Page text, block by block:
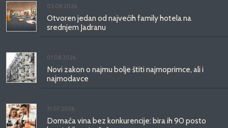
03.08.2026.
Otvoren jedan od najvećih family hotela na
srednjem Jadranu
01.08.2026.
Novi zakon o najmu bolje štiti najmoprimce, ali i
najmodavce
31.07.2026.
Domaća vina bez konkurencije: bira ih 90 posto